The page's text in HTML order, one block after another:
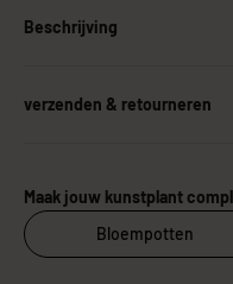
Beschrijving
verzenden & retourneren
Maak jouw kunstplant
Bloempotten